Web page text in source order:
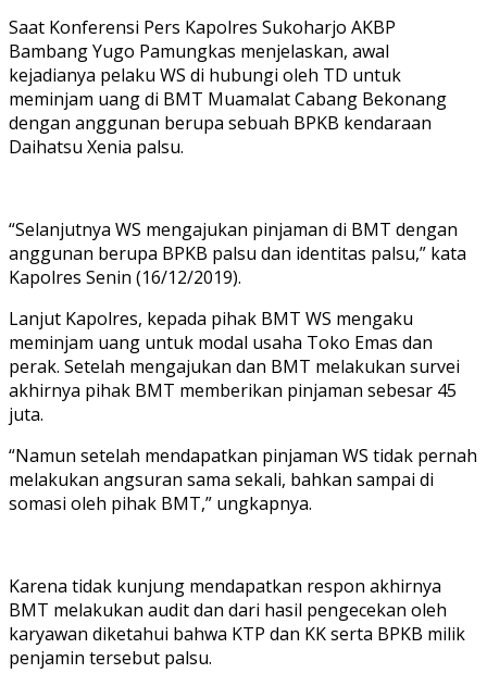
Saat Konferensi Pers Kapolres Sukoharjo AKBP
Bambang Yugo Pamungkas menjelaskan, awal
kejadianya pelaku WS di hubungi oleh TD untuk
meminjam uang di BMT Muamalat Cabang Bekonang
dengan anggunan berupa sebuah BPKB kendaraan
Daihatsu Xenia palsu.
“Selanjutnya WS mengajukan pinjaman di BMT dengan
anggunan berupa BPKB palsu dan identitas palsu,” kata
Kapolres Senin (16/12/2019).
Lanjut Kapolres, kepada pihak BMT WS mengaku
meminjam uang untuk modal usaha Toko Emas dan
perak. Setelah mengajukan dan BMT melakukan survei
akhirnya pihak BMT memberikan pinjaman sebesar 45
juta.
“Namun setelah mendapatkan pinjaman WS tidak pernah
melakukan angsuran sama sekali, bahkan sampai di
somasi oleh pihak BMT,” ungkapnya.
Karena tidak kunjung mendapatkan respon akhirnya
BMT melakukan audit dan dari hasil pengecekan oleh
karyawan diketahui bahwa KTP dan KK serta BPKB milik
penjamin tersebut palsu.